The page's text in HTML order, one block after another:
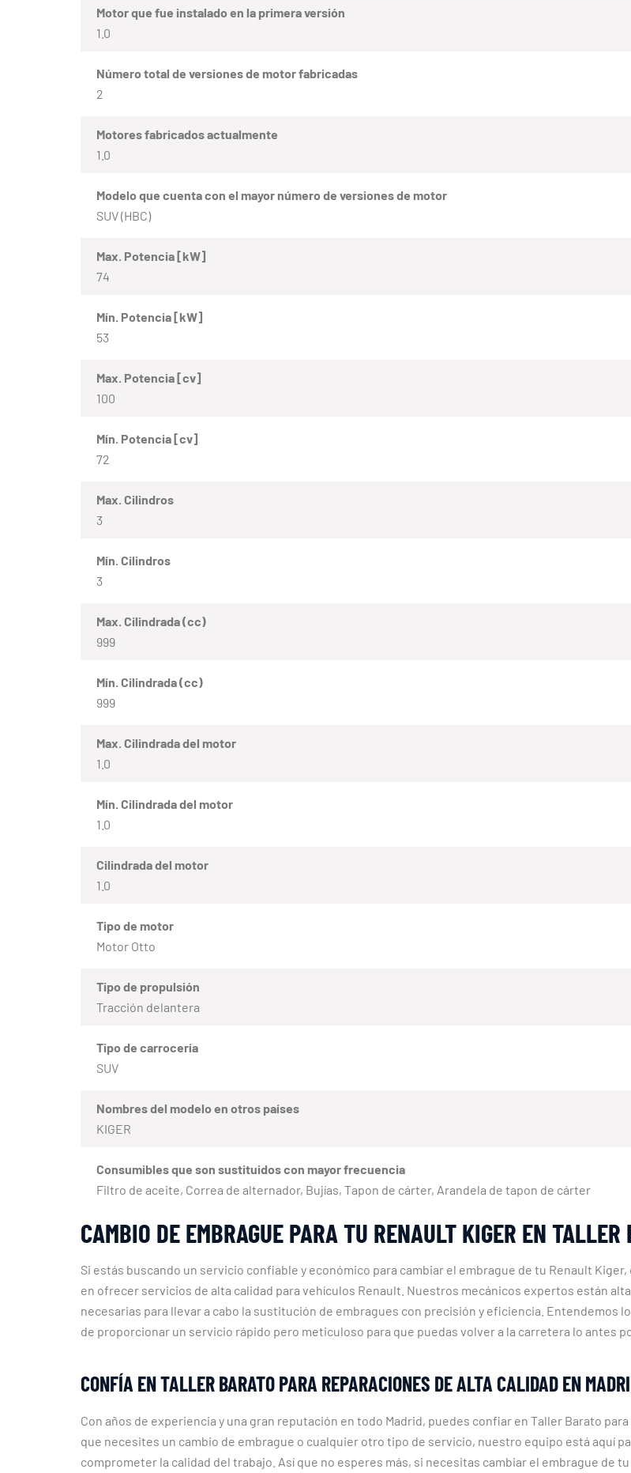
Motor que fue instalado en la primera versión
1.0
Número total de versiones de motor fabricadas
2
Motores fabricados actualmente
1.0
Modelo que cuenta con el mayor número de versiones de motor
SUV (HBC)
Max. Potencia [kW]
74
Mín. Potencia [kW]
53
Max. Potencia [cv]
100
Mín. Potencia [cv]
72
Max. Cilindros
3
Mín. Cilindros
3
Max. Cilindrada (cc)
999
Mín. Cilindrada (cc)
999
Max. Cilindrada del motor
1.0
Mín. Cilindrada del motor
1.0
Cilindrada del motor
1.0
Tipo de motor
Motor Otto
Tipo de propulsión
Tracción delantera
Tipo de carrocería
SUV
Nombres del modelo en otros países
KIGER
Consumibles que son sustituidos con mayor frecuencia
Filtro de aceite, Correa de alternador, Bujías, Tapon de cárter, Arandela de tapon de cárter
CAMBIO DE EMBRAGUE PARA TU RENAULT KIGER EN TALLER
Si estás buscando un servicio confiable y económico para cambiar el embrague de tu Renault
en ofrecer servicios de alta calidad para vehículos Renault. Nuestros mecánicos expertos están
necesarias para llevar a cabo la sustitución de embragues con precisión y eficiencia. Entendemos
de proporcionar un servicio rápido pero meticuloso para que puedas volver a la carretera lo antes
CONFÍA EN TALLER BARATO PARA REPARACIONES DE ALTA CALIDAD EN
Con años de experiencia y una gran reputación en todo Madrid, puedes confiar en Taller Barato
que necesites un cambio de embrague o cualquier otro tipo de servicio, nuestro equipo está aquí
comprometer la calidad del trabajo. Así que no esperes más, si necesitas cambiar el embrague de